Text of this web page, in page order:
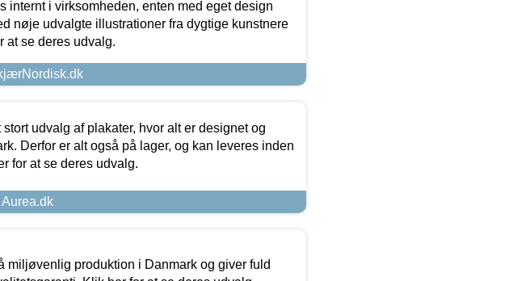
internt i virksomheden, enten med eget design
nøje udvalgte illustrationer fra dygtige kunstnere
at se deres udvalg.
udvalg af plakater, hvor alt er designet og
Derfor er alt også på lager, og kan leveres inden
for at se deres udvalg.
miljøvenlig produktion i Danmark og giver fuld